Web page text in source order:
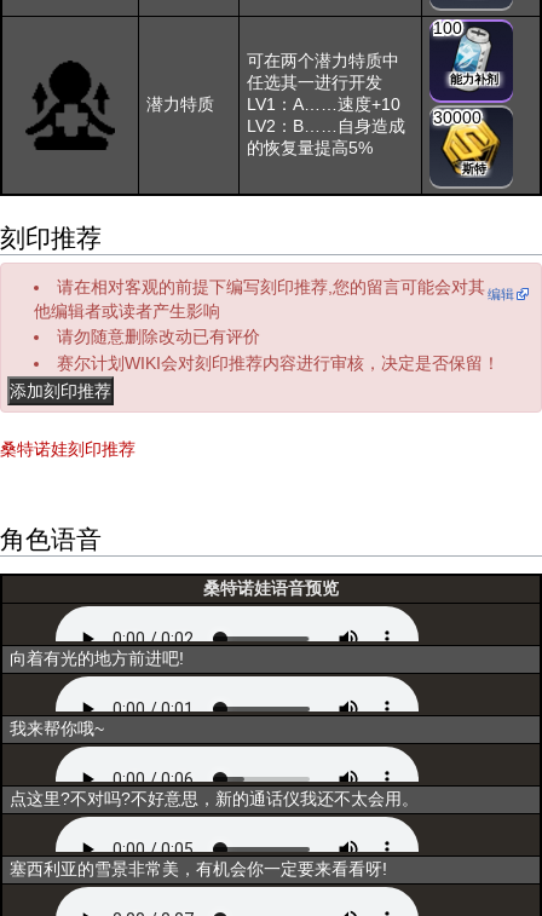
潜力特质
可在两个潜力特质中
任选其一进行开发
LV1：A……速度+10
LV2：B……自身造成
的恢复量提高5%
100
能力补剂
30000
斯特
刻印推荐
编辑
请在相对客观的前提下编写刻印推荐,您的留言可能会对其
他编辑者或读者产生影响
请勿随意删除改动已有评价
赛尔计划WIKI会对刻印推荐内容进行审核，决定是否保留！
桑特诺娃刻印推荐
角色语音
桑特诺娃语音预览
初次登场
向着有光的地方前进吧!
选择
我来帮你哦~
互动1
点这里?不对吗?不好意思，新的通话仪我还不太会用。
互动2
塞西利亚的雪景非常美，有机会你一定要来看看呀!